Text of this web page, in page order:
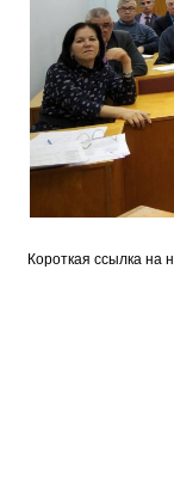
Короткая ссылка на